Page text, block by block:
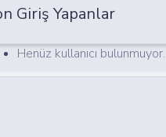
Giriş Yapanlar
Henüz kullanıcı bulunmuyor.